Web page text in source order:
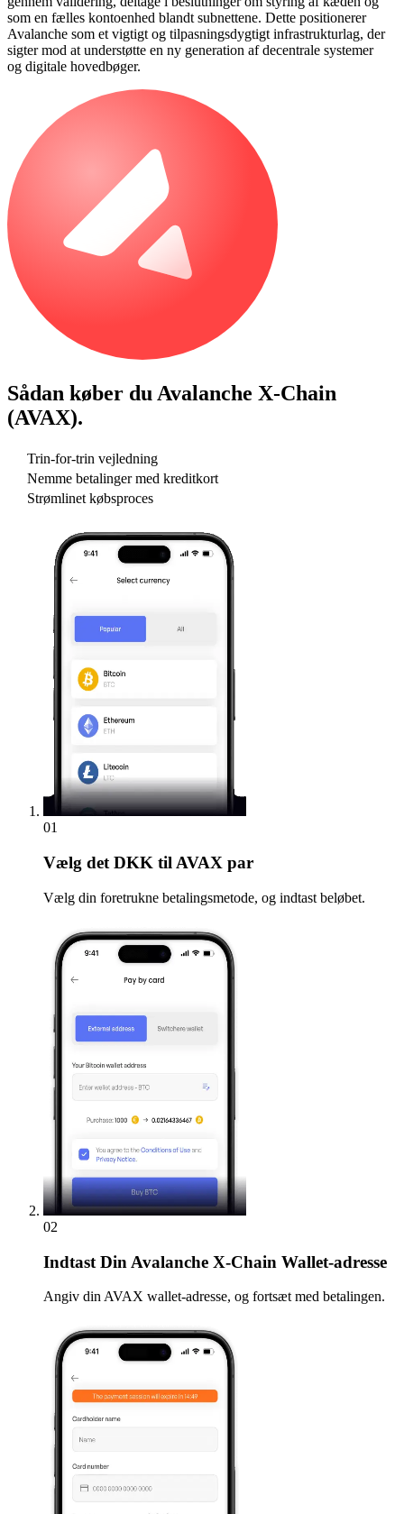
som en fælles kontoenhed blandt subnettene. Dette positionerer
Avalanche som et vigtigt og tilpasningsdygtigt infrastrukturlag, der
sigter mod at understøtte en ny generation af decentrale systemer
og digitale hovedbøger.
Sådan køber du Avalanche X-Chain
(AVAX).
Trin-for-trin vejledning
Nemme betalinger med kreditkort
Strømlinet købsproces
01
Vælg det DKK til AVAX par
Vælg din foretrukne betalingsmetode, og indtast beløbet.
02
Indtast Din Avalanche X-Chain Wallet-adresse
Angiv din AVAX wallet-adresse, og fortsæt med betalingen.